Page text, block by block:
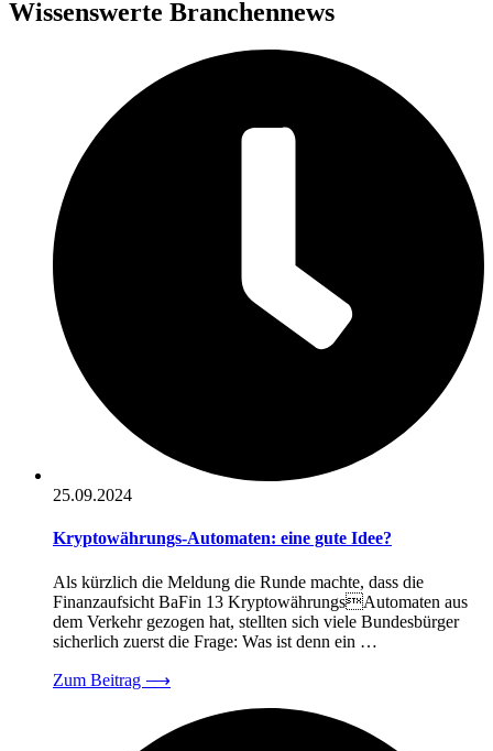
Wissenswerte Branchennews
25.09.2024
Kryptowährungs-Automaten: eine gute Idee?
Als kürzlich die Meldung die Runde machte, dass die
Finanzaufsicht BaFin 13 KryptowährungsAutomaten aus
dem Verkehr gezogen hat, stellten sich viele Bundesbürger
sicherlich zuerst die Frage: Was ist denn ein …
Zum Beitrag ⟶